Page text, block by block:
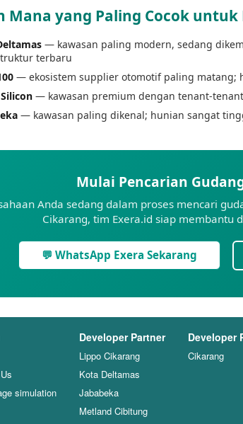
Mana yang Paling Cocok untuk
— kawasan paling modern, sedang
terbaru
— ekosistem supplier otomotif paling matang;
— kawasan premium dengan tenant-
— kawasan paling dikenal; hunian sangat
Mulai Pencarian
Anda sedang dalam proses mencari
Cikarang, tim Exera.id siap membantu
💬 WhatsApp Exera Sekarang
simulation
Developer Partner
Lippo Cikarang
Kota Deltamas
Jababeka
Metland Cibitung
Developer
Cikarang